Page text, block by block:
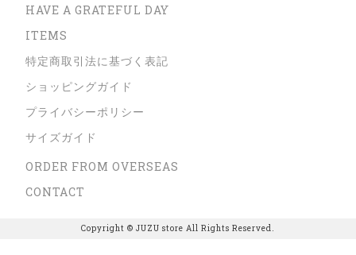
HAVE A GRATEFUL DAY
ITEMS
特定商取引法に基づく表記
ショッピングガイド
プライバシーポリシー
サイズガイド
ORDER FROM OVERSEAS
CONTACT
Copyright © JUZU store All Rights Reserved.